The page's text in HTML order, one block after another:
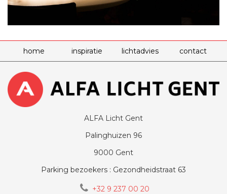
home inspiratie lichtadvies contact
ALFA Licht Gent
Palinghuizen 96
9000 Gent
Parking bezoekers : Gezondheidstraat 63
+32 9 237 00 20